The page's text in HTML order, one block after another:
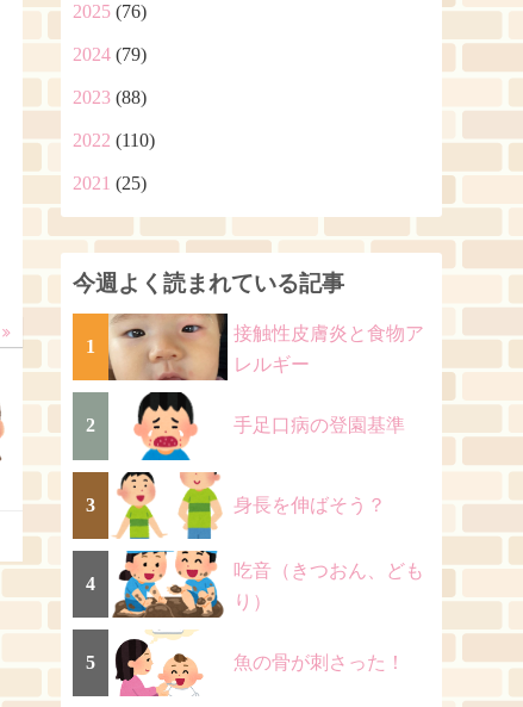
2025 (76)
2024 (79)
2023 (88)
2022 (110)
2021 (25)
今週よく読まれている記事
1
接触性皮膚炎と食物ア
レルギー
2 手足口病の登園基準
3 身長を伸ばそう？
4
吃音（きつおん、ども
り）
5 魚の骨が刺さった！